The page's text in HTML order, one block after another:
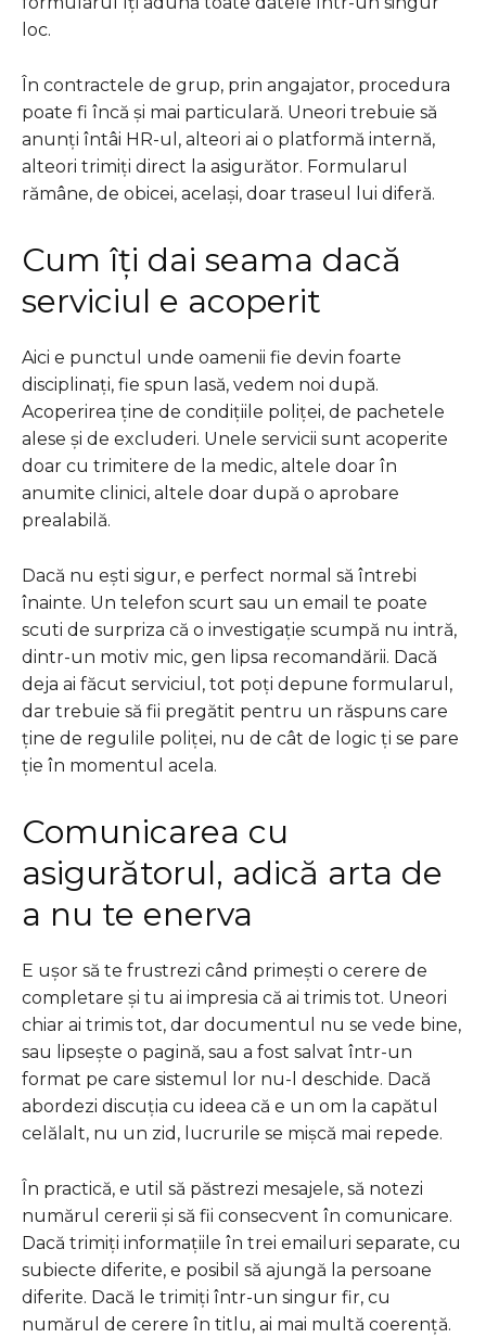
loc.
În contractele de grup, prin angajator, procedura
poate fi încă și mai particulară. Uneori trebuie să
anunți întâi HR-ul, alteori ai o platformă internă,
alteori trimiți direct la asigurător. Formularul
rămâne, de obicei, același, doar traseul lui diferă.
Cum îți dai seama dacă
serviciul e acoperit
Aici e punctul unde oamenii fie devin foarte
disciplinați, fie spun lasă, vedem noi după.
Acoperirea ține de condițiile poliței, de pachetele
alese și de excluderi. Unele servicii sunt acoperite
doar cu trimitere de la medic, altele doar în
anumite clinici, altele doar după o aprobare
prealabilă.
Dacă nu ești sigur, e perfect normal să întrebi
înainte. Un telefon scurt sau un email te poate
scuti de surpriza că o investigație scumpă nu intră,
dintr-un motiv mic, gen lipsa recomandării. Dacă
deja ai făcut serviciul, tot poți depune formularul,
dar trebuie să fii pregătit pentru un răspuns care
ține de regulile poliței, nu de cât de logic ți se pare
ție în momentul acela.
Comunicarea cu
asigurătorul, adică arta de
a nu te enerva
E ușor să te frustrezi când primești o cerere de
completare și tu ai impresia că ai trimis tot. Uneori
chiar ai trimis tot, dar documentul nu se vede bine,
sau lipsește o pagină, sau a fost salvat într-un
format pe care sistemul lor nu-l deschide. Dacă
abordezi discuția cu ideea că e un om la capătul
celălalt, nu un zid, lucrurile se mișcă mai repede.
În practică, e util să păstrezi mesajele, să notezi
numărul cererii și să fii consecvent în comunicare.
Dacă trimiți informațiile în trei emailuri separate, cu
subiecte diferite, e posibil să ajungă la persoane
diferite. Dacă le trimiți într-un singur fir, cu
numărul de cerere în titlu, ai mai multă coerență.